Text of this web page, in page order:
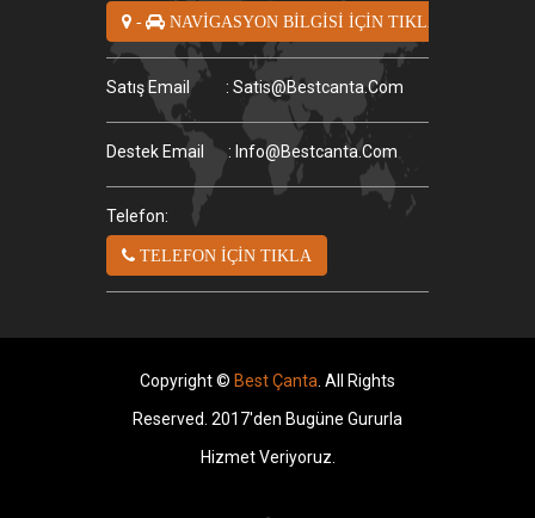
- NAVİGASYON BİLGİSİ İÇİN TIKLA
Satış Email : Satis@bestcanta.com
Destek Email : Info@bestcanta.com
Telefon:
TELEFON İÇİN TIKLA
Copyright © Best Çanta . All Rights
Reserved. 2017'den Bugüne Gururla
Hizmet Veriyoruz.